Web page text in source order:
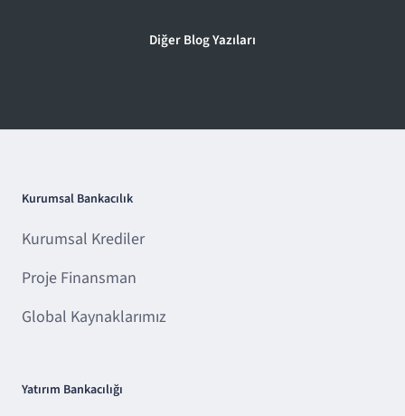
Diğer Blog Yazıları
Kurumsal Bankacılık
Kurumsal Krediler
Proje Finansman
Global Kaynaklarımız
Yatırım Bankacılığı